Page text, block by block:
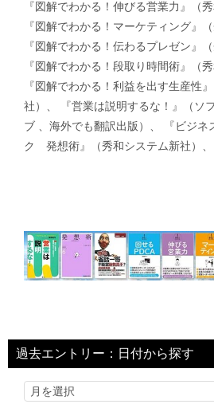
『図解でわかる！伸びる営業力』（
『図解でわかる！マーケティング』
『図解でわかる！伝わるプレゼン』
『図解でわかる！段取り時間術』（
『図解でわかる！利益を出す生産性
社）、 『営業は説明するな！』（ソ
ブ 、海外でも翻訳出版）、 『ビジネ
ク 発想術』（秀和システム新社）、
過去エントリー：日付から探す